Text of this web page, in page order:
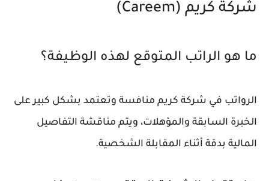
شركة كريم (Careem)
ما هو الراتب المتوقع لهذه الوظيفة؟
الرواتب في شركة كريم منافسة وتعتمد بشكل كبير على
الخبرة السابقة والمؤهلات، ويتم مناقشة التفاصيل
المالية بدقة أثناء المقابلة الشخصية.